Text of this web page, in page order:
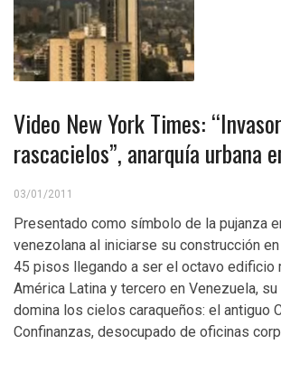
Video New York Times:
rascacielos”, anarquía urbana
03/01/2011
Presentado como símbolo de la pujanza
venezolana al iniciarse su construcción
45 pisos llegando a ser el octavo edificio
América Latina y tercero en Venezuela,
domina los cielos caraqueños: el antiguo
Confinanzas, desocupado de oficinas